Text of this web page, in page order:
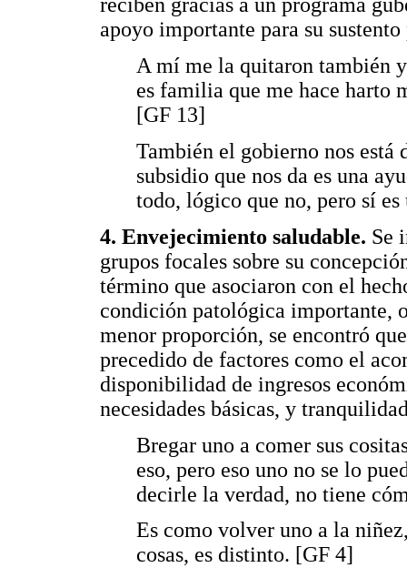
apoyo importante para su sustento
A mí me la quitaron también
es familia que me hace harto
[GF 13]
También el gobierno nos está
subsidio que nos da es una
todo, lógico que no, pero sí
4. Envejecimiento saludable. Se
grupos focales sobre su
término que asociaron con el
condición patológica importante,
menor proporción, se encontró
precedido de factores como el
disponibilidad de ingresos
necesidades básicas, y
Bregar uno a comer sus
eso, pero eso uno no se lo
decirle la verdad, no tiene
Es como volver uno a la
cosas, es distinto. [GF 4]